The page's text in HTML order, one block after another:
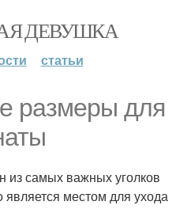
ДЕВУШКА
статьи
размеры для
из самых важных уголков
местом для ухода